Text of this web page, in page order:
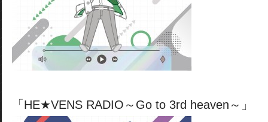
「HE★VENS RADIO～Go to 3rd heaven～」